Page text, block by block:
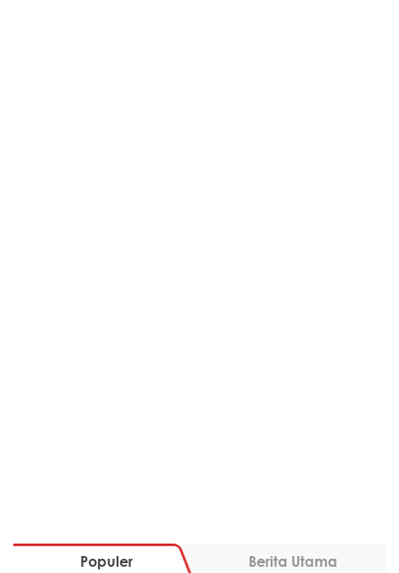
Populer Berita Utama